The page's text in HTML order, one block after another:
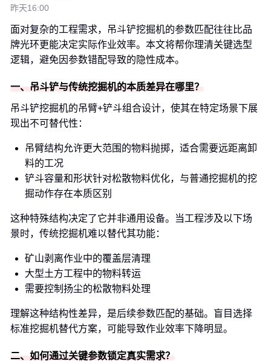
昨天16:00
面对复杂的工程需求，吊斗铲挖掘机的参数匹配往往比品
牌光环更能决定实际作业效率。本文将帮你理清关键选型
逻辑，避免因参数错配导致的隐性成本。
一、吊斗铲与传统挖掘机的本质差异在哪里？
吊斗铲挖掘机的吊臂+铲斗组合设计，使其在特定场景下展
现出不可替代性：
吊臂结构允许更大范围的物料抛掷，适合需要远距离卸
料的工况
铲斗容量和形状针对松散物料优化，与普通挖掘机的挖
掘动作存在本质区别
这种特殊结构决定了它并非通用设备。当工程涉及以下场
景时，传统挖掘机难以替代其功能：
矿山剥离作业中的覆盖层清理
大型土方工程中的物料转运
需要控制扬尘的松散物料处理
理解这种结构性差异，是后续参数匹配的基础。盲目选择
标准挖掘机替代方案，可能导致作业效率下降明显。
二、如何通过关键参数锁定真实需求？